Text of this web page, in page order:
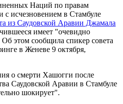
Наций по правам
с исчезновением в Стамбуле
из Саудовской Аравии Джамала
имеет "очевидно
этом сообщила спикер совета
в Женеве 9 октября,
о смерти Хашогги после
Саудовской Аравии в Стамбуле
шокирует".